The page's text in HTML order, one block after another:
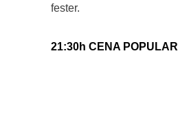
fester.
21:30h CENA POPULAR